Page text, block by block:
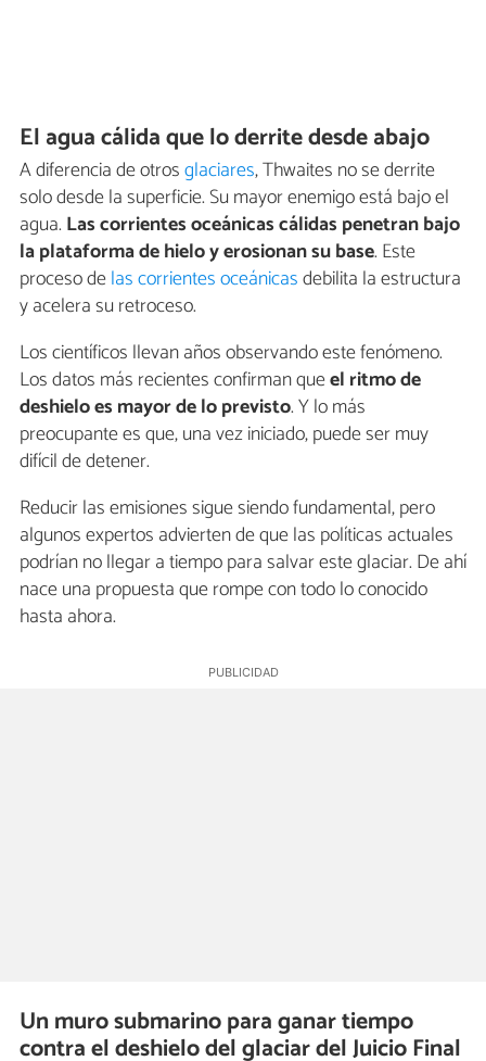
El agua cálida que lo derrite desde abajo
A diferencia de otrosglaciares, Thwaites no se derrite
solo desde la superficie. Su mayor enemigo está bajo el
agua. Las corrientes oceánicas cálidas penetran bajo
la plataforma de hielo y erosionan su base. Este
proceso delas corrientes oceánicasdebilita la estructura
y acelera su retroceso.
Los científicos llevan años observando este fenómeno.
Los datos más recientes confirman queel ritmo de
deshielo es mayor de lo previsto. Y lo más
preocupante es que, una vez iniciado, puede ser muy
difícil de detener.
Reducir las emisiones sigue siendo fundamental, pero
algunos expertos advierten de que las políticas actuales
podrían no llegar a tiempo para salvar este glaciar. De ahí
nace una propuesta que rompe con todo lo conocido
hasta ahora.
Un muro submarino para ganar tiempo
contra el deshielo del glaciar del Juicio Final